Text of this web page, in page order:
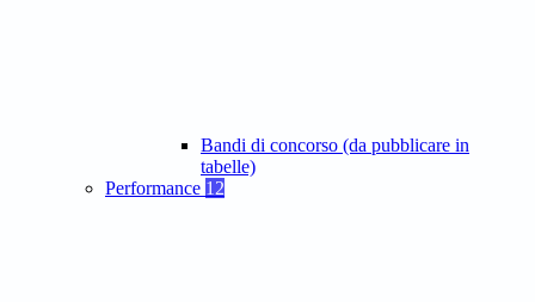
Bandi di concorso (da pubblicare in
tabelle)
Performance 12